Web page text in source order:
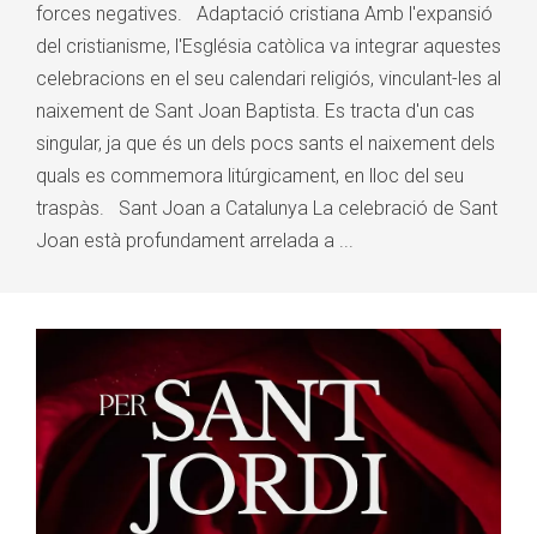
forces negatives. Adaptació cristiana Amb l'expansió
del cristianisme, l'Església catòlica va integrar aquestes
celebracions en el seu calendari religiós, vinculant-les al
naixement de Sant Joan Baptista. Es tracta d'un cas
singular, ja que és un dels pocs sants el naixement dels
quals es commemora litúrgicament, en lloc del seu
traspàs. Sant Joan a Catalunya La celebració de Sant
Joan està profundament arrelada a ...